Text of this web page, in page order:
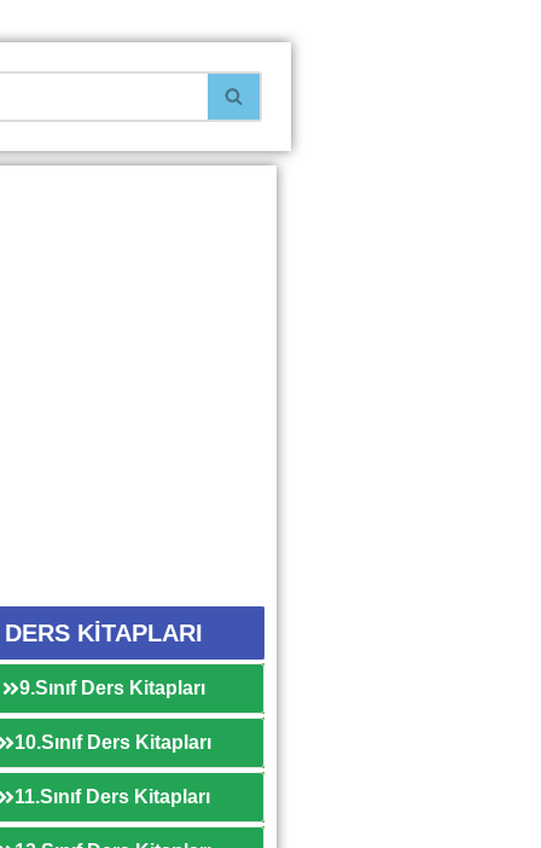
DERS KİTAPLARI
9.Sınıf Ders Kitapları
10.Sınıf Ders Kitapları
11.Sınıf Ders Kitapları